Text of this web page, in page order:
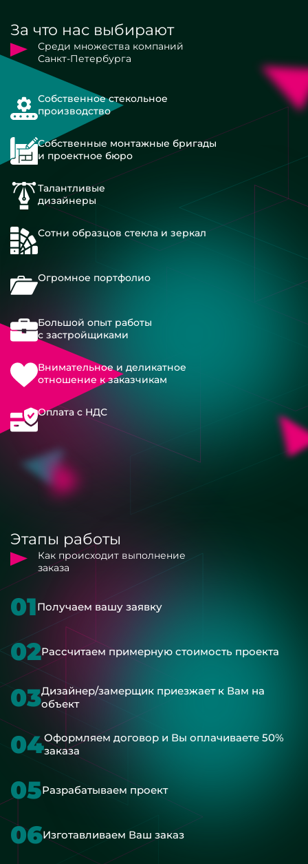
За что нас выбирают
Среди множества компаний
Санкт-Петербурга
Собственное стекольное
производство
Собственные монтажные бригады
и проектное бюро
Талантливые
дизайнеры
Сотни образцов стекла и зеркал
Огромное портфолио
Большой опыт работы
с застройщиками
Внимательное и деликатное
отношение к заказчикам
Оплата с НДС
Этапы работы
Как происходит выполнение
заказа
01Получаем вашу заявку
02Рассчитаем примерную стоимость проекта
03Дизайнер/замерщик приезжает к Вам на
объект
04Оформляем договор и Вы оплачиваете 50%
заказа
05Разрабатываем проект
06Изготавливаем Ваш заказ